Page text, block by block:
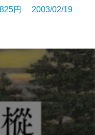
円 2003/02/19